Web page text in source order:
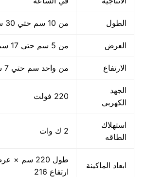
الطول من 10 سم حتي 30 سم
العرض من 5 سم حتي 17 سم
الارتفاع من واحد سم حتي 7 سم
الجهد
الكهربي
220 فولت
استهلاك
الطاقه
2 ك وات
ابعاد الماكينة
ارتفاع 216